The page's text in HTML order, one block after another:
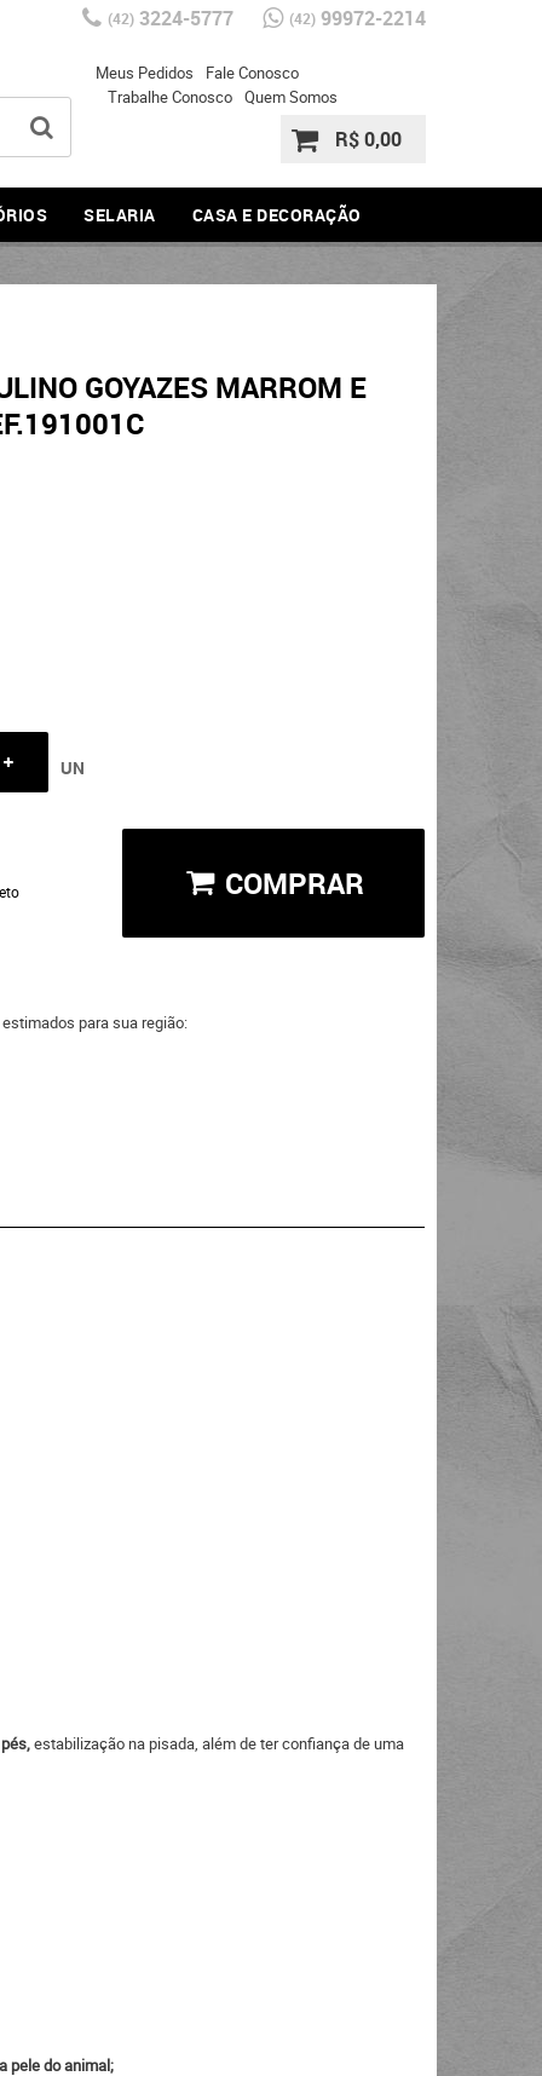
(42)3224-5777 (42)99972-2214
Meus Pedidos
Fale Conosco
Trabalhe Conosco Quem Somos
R$ 0,00
SELARIA CASA E DECORAÇÃO
GOYAZES MARROM E
UN
COMPRAR
para sua região:
estabilização na pisada, além de ter confiança de uma
pele do animal;